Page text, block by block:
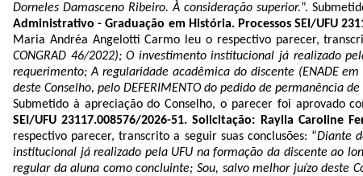
Dorneles Damasceno Ribeiro. À consideração superior.”.
Administrativo - Graduação em História. Processos SEI/UFU
Maria Andréa Angelotti Carmo leu o respectivo parecer,
CONGRAD 46/2022); O investimento institucional já realizado
requerimento; A regularidade acadêmica do discente (ENADE
deste Conselho, pelo DEFERIMENTO do pedido de permanência
Submetido à apreciação do Conselho, o parecer foi aprovado
SEI/UFU 23117.008576/2026-51. Solicitação: Raylla Caroline
respectivo parecer, transcrito a seguir suas conclusões: “Diante
institucional já realizado pela UFU na formação da discente ao
regular da aluna como concluinte; Sou, salvo melhor juízo deste